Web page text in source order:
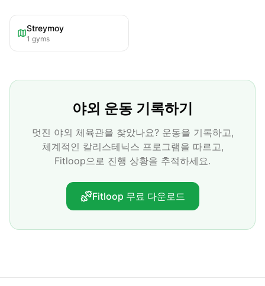
Streymoy
1 gyms
야외 운동 기록하기
멋진 야외 체육관을 찾았나요? 운동을 기록하고,
체계적인 칼리스테닉스 프로그램을 따르고,
Fitloop으로 진행 상황을 추적하세요.
Fitloop 무료 다운로드